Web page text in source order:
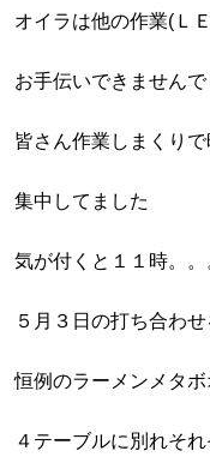
オイラは他の作業(Ｌ
お手伝いできません
皆さん作業しまくり
集中してました
気が付くと１１時。。
５月３日の打ち合わせ
恒例のラーメンメタボ
４テーブルに別れそ